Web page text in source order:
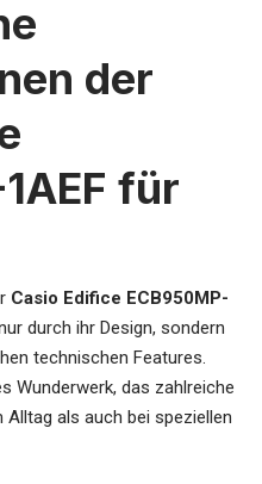
der
für
Casio Edifice ECB950MP-
durch ihr Design, sondern
technischen Features.
Wunderwerk, das zahlreiche
als auch bei speziellen